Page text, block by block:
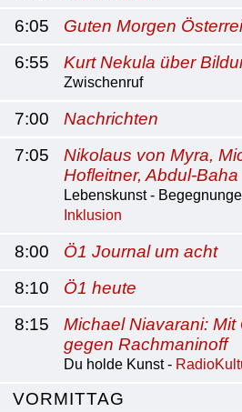
6:05
Guten Morgen
6:55
Kurt Nekula über
Zwischenruf
7:00
Nachrichten
7:05
Nikolaus von Myra,
Hofleitner, Abdul-Baha
Lebenskunst -
Inklusion
8:00
Ö1 Journal um acht
8:10
Ö1 heute
8:15
Michael Niavarani: Mit
gegen Rachmaninoff
Du holde Kunst -
VORMITTAG